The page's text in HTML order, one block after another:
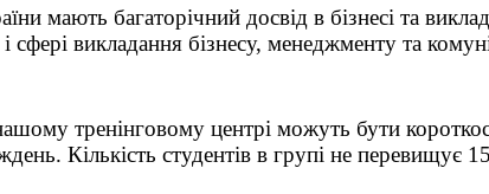
мають багаторічний досвід в бізнесі та
сфері викладання бізнесу, менеджменту та
тренінговому центрі можуть бути
Кількість студентів в групі не перевищує